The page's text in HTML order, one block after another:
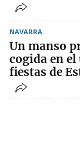
NAVARRA
Un manso
cogida en
fiestas de